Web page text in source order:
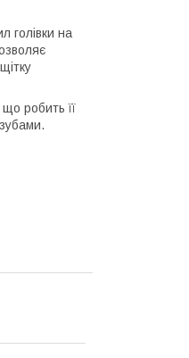
голівки на
робить її